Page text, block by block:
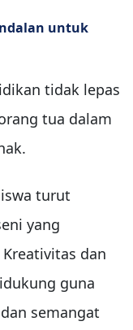
untuk
tidak lepas
tua dalam
turut
yang
dan
guna
semangat